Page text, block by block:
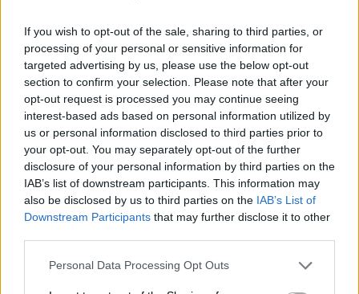
If you wish to opt-out of the sale, sharing to third parties, or
processing of your personal or sensitive information for
targeted advertising by us, please use the below opt-out
section to confirm your selection. Please note that after your
opt-out request is processed you may continue seeing
interest-based ads based on personal information utilized by
us or personal information disclosed to third parties prior to
your opt-out. You may separately opt-out of the further
disclosure of your personal information by third parties on the
IAB’s list of downstream participants. This information may
also be disclosed by us to third parties on the IAB’s List of
Downstream Participants that may further disclose it to other
Please note that this website/app uses one or more Google
Personal Data Processing Opt Outs
τους απέτυχε. Ο νοτιοκορεατικός στρατός
ζήτησε επίσημα συγγνώμη και σχεδίασε να
πάρει το «αίμα» του πίσω, δίνοντας τη δική
του απάντηση στα ερωτήματα που
δημιουργήθηκαν σχετικά με το δίκτυο
αεράμυνας της χώρας.
Military rocket pyrotechnics
launched in Anyang, South Korea. 안
양pic.twitter.com/33tgbZSSrt
— Vernon Phillips (@VernonGlobal)
December 30, 2022